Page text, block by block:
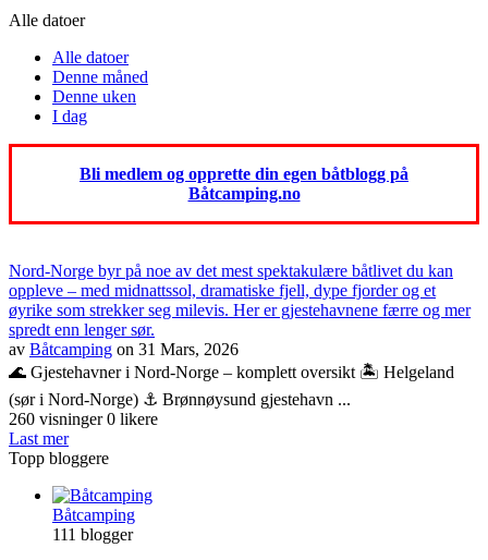
Alle datoer
Alle datoer
Denne måned
Denne uken
I dag
Bli medlem og opprette din egen båtblogg på
Båtcamping.no
Nord-Norge byr på noe av det mest spektakulære båtlivet du kan
oppleve – med midnattssol, dramatiske fjell, dype fjorder og et
øyrike som strekker seg milevis. Her er gjestehavnene færre og mer
spredt enn lenger sør.
av Båtcamping on 31 Mars, 2026
🌊 Gjestehavner i Nord-Norge – komplett oversikt 🏝️ Helgeland
(sør i Nord-Norge) ⚓ Brønnøysund gjestehavn ...
260 visninger0 likere
Last mer
Topp bloggere
Båtcamping
111 blogger